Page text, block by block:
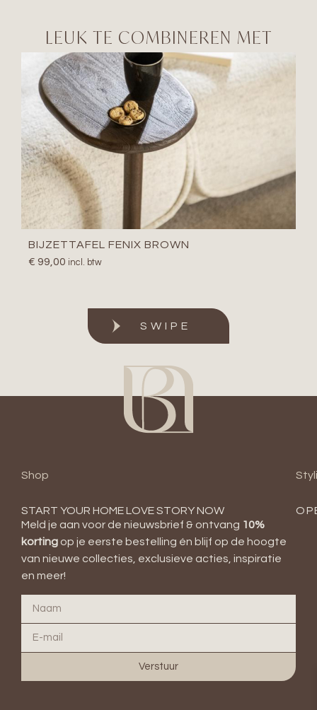
LEUK TE COMBINEREN MET
BIJZETTAFEL FENIX BROWN
€ 99,00 incl. btw
Shop
START YOUR HOME LOVE STORY NOW
Meld je aan voor de nieuwsbrief & ontvang 10%
korting op je eerste bestelling én blijf op de hoogte
van nieuwe collecties, exclusieve acties, inspiratie
en meer!
Verstuur